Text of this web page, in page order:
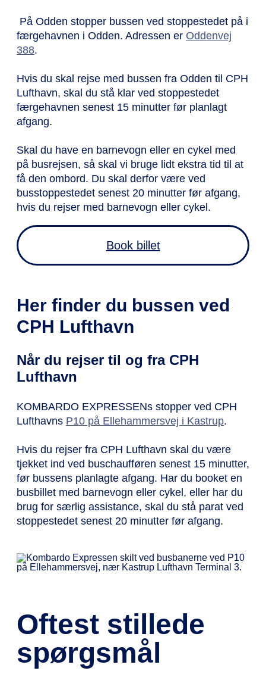
På Odden stopper bussen ved stoppestedet på i
færgehavnen i Odden. Adressen er Oddenvej
388.
Hvis du skal rejse med bussen fra Odden til CPH
Lufthavn, skal du stå klar ved stoppestedet
færgehavnen senest 15 minutter før planlagt
afgang.
Skal du have en barnevogn eller en cykel med
på busrejsen, så skal vi bruge lidt ekstra tid til at
få den ombord. Du skal derfor være ved
busstoppestedet senest 20 minutter før afgang,
hvis du rejser med barnevogn eller cykel.
Book billet
Her finder du bussen ved
CPH Lufthavn
Når du rejser til og fra CPH
Lufthavn
KOMBARDO EXPRESSENs stopper ved CPH
Lufthavns P10 på Ellehammersvej i Kastrup.
Hvis du rejser fra CPH Lufthavn skal du være
tjekket ind ved buschaufføren senest 15 minutter,
før bussens planlagte afgang. Har du booket en
busbillet med barnevogn eller cykel, eller har du
brug for særlig assistance, skal du stå parat ved
stoppestedet senest 20 minutter før afgang.
Oftest stillede
spørgsmål